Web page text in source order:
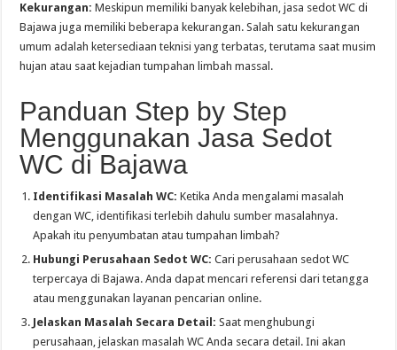
Kekurangan: Meskipun memiliki banyak kelebihan, jasa sedot WC di
Bajawa juga memiliki beberapa kekurangan. Salah satu kekurangan
umum adalah ketersediaan teknisi yang terbatas, terutama saat musim
hujan atau saat kejadian tumpahan limbah massal.
Panduan Step by Step
Menggunakan Jasa Sedot
WC di Bajawa
Identifikasi Masalah WC: Ketika Anda mengalami masalah
dengan WC, identifikasi terlebih dahulu sumber masalahnya.
Apakah itu penyumbatan atau tumpahan limbah?
Hubungi Perusahaan Sedot WC: Cari perusahaan sedot WC
terpercaya di Bajawa. Anda dapat mencari referensi dari tetangga
atau menggunakan layanan pencarian online.
Jelaskan Masalah Secara Detail: Saat menghubungi
perusahaan, jelaskan masalah WC Anda secara detail. Ini akan